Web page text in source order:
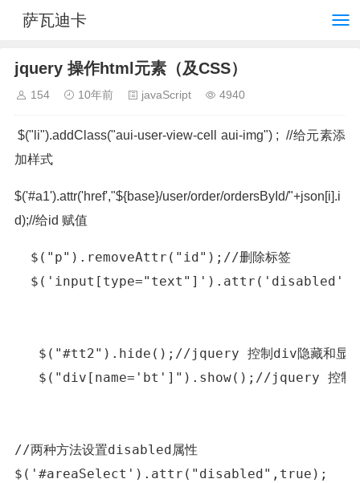
萨瓦迪卡
jquery 操作html元素（及CSS）
154 10年前 javaScript 4940
$("li").addClass("aui-user-view-cell aui-img") ; //给元素添
加样式
$('#a1').attr('href',"${base}/user/order/ordersById/"+json[i].i
d);//给id 赋值
$("p").removeAttr("id");//删除标签
$('input[type="text"]').attr('disabled');//
$("#tt2").hide();//jquery 控制div隐藏和显
$("div[name='bt']").show();//jquery 控制所有
//两种方法设置disabled属性
$('#areaSelect').attr("disabled",true);